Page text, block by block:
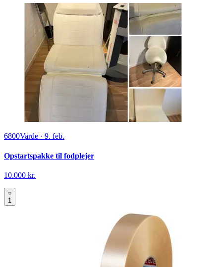
6800Varde · 9. feb.
Opstartspakke til fodplejer
10.000 kr.
1